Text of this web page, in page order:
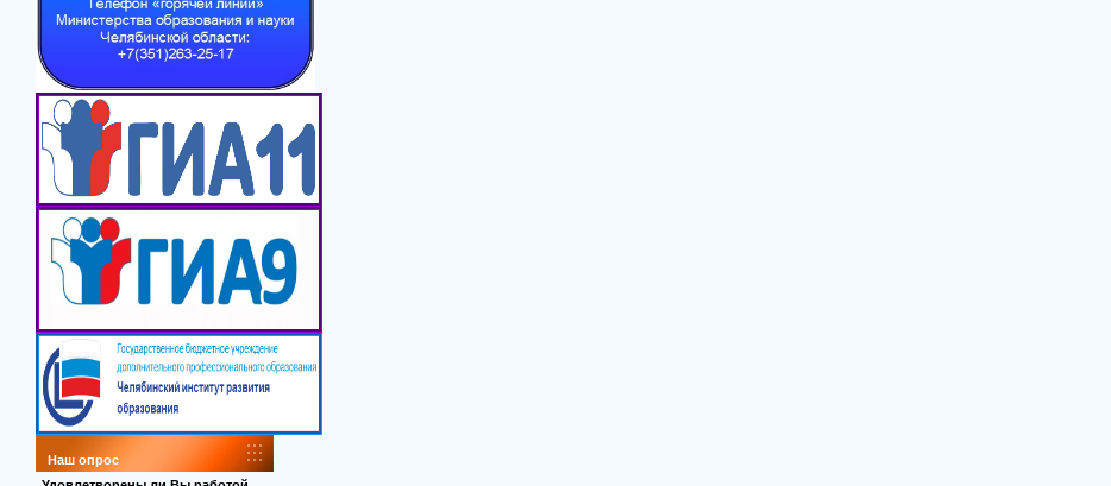
Наш опрос